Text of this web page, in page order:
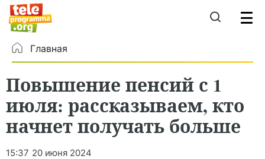
Главная
Повышение пенсий с 1
июля: рассказываем, кто
начнет получать больше
15:37 20 июня 2024